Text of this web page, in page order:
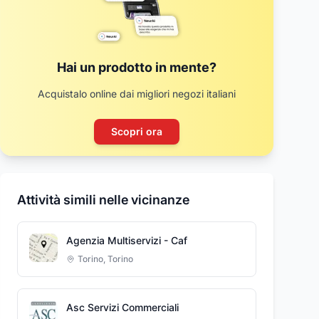
Hai un prodotto in mente?
Acquistalo online dai migliori negozi italiani
Scopri ora
Attività simili nelle vicinanze
Agenzia Multiservizi - Caf
Torino, Torino
Asc Servizi Commerciali